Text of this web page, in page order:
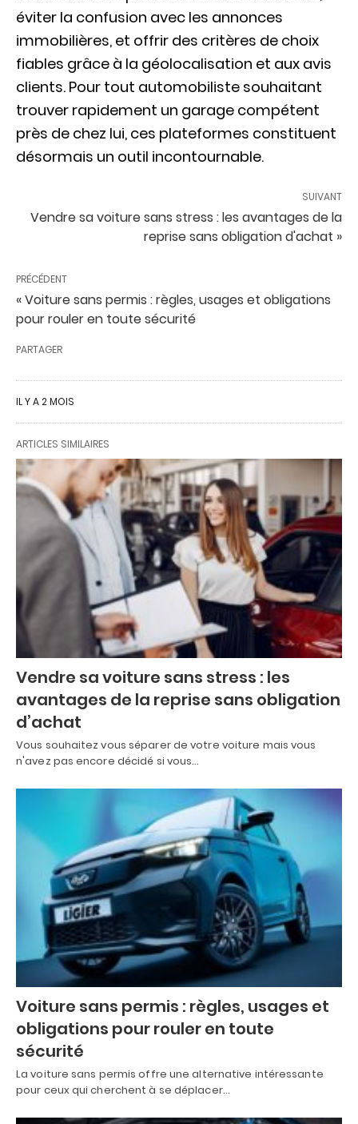
éviter la confusion avec les annonces
immobilières, et offrir des critères de choix
fiables grâce à la géolocalisation et aux avis
clients. Pour tout automobiliste souhaitant
trouver rapidement un garage compétent
près de chez lui, ces plateformes constituent
désormais un outil incontournable.
SUIVANT
Vendre sa voiture sans stress : les avantages de la
reprise sans obligation d'achat »
PRÉCÉDENT
« Voiture sans permis : règles, usages et obligations
pour rouler en toute sécurité
PARTAGER
IL Y A 2 MOIS
ARTICLES SIMILAIRES
Vendre sa voiture sans stress : les
avantages de la reprise sans obligation
d’achat
Vous souhaitez vous séparer de votre voiture mais vous
n'avez pas encore décidé si vous…
Voiture sans permis : règles, usages et
obligations pour rouler en toute
sécurité
La voiture sans permis offre une alternative intéressante
pour ceux qui cherchent à se déplacer…